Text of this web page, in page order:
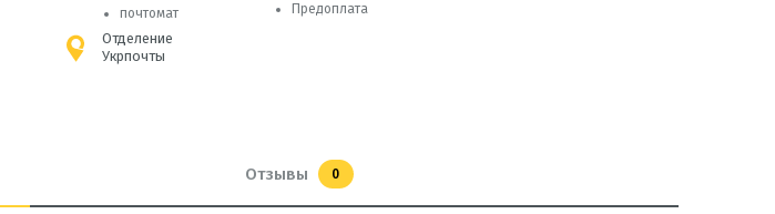
почтомат
Отделение
Укрпочты
Предоплата
Отзывы 0